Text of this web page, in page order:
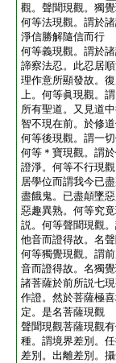
觀。聲聞現觀。獨
何等法現觀。謂於
淨信勝解隨信而行
何等義現觀。謂於
諦察法忍。此忍居
理作意所顯發故。
上。何等眞現觀。
所有聖道。又見道
智不現在前。於修
何等後現觀。謂一
何等＊寶現觀。謂
證淨。何等不行現
居學位而謂我今已
盡餓鬼。已盡顛墜
惡趣異熟。何等究
説。何等聲聞現觀
他音而證得故。名
何等獨覺現觀。謂
音而證得故。名獨
諸菩薩於前所説七
作證。然於菩薩極
定。是名菩薩現觀
聲聞現觀菩薩現觀
種。謂境界差別。
差別。出離差別。